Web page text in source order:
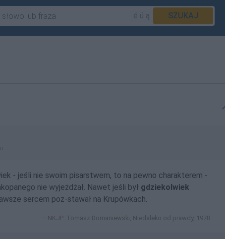
SZUKAJ
- jeśli nie swoim pisarstwem, to na pewno charakterem -
nie wyjeżdżał. Nawet jeśli był gdziekolwiek
sercem poz-stawał na Krupówkach.
NKJP: Tomasz Domaniewski, Niedaleko od prawdy, 1978